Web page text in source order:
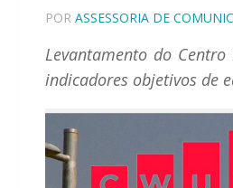
POR ASSESSORIA DE
Levantamento do
indicadores objetivos de